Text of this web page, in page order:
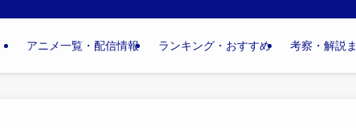
アニメ一覧・配信情報 ランキング・おすすめ 考察・解説